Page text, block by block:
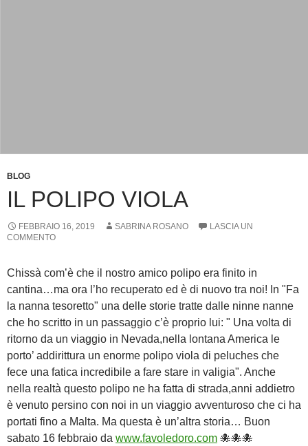
BLOG
IL POLIPO VIOLA
FEBBRAIO 16, 2019 SABRINA ROSANO
LASCIA UN
COMMENTO
Chissà com’è che il nostro amico polipo era finito in
cantina…ma ora l’ho recuperato ed è di nuovo tra noi! In "Fa
la nanna tesoretto" una delle storie tratte dalle ninne nanne
che ho scritto in un passaggio c’è proprio lui: " Una volta di
ritorno da un viaggio in Nevada,nella lontana America le
porto’ addirittura un enorme polipo viola di peluches che
fece una fatica incredibile a fare stare in valigia". Anche
nella realtà questo polipo ne ha fatta di strada,anni addietro
è venuto persino con noi in un viaggio avventuroso che ci ha
portati fino a Malta. Ma questa è un’altra storia… Buon
sabato 16 febbraio da www.favoledoro.com 🐙🐙🐙